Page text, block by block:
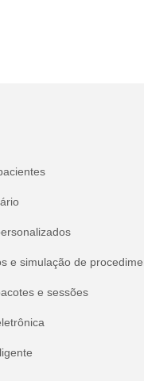
e simulação de
e sessões